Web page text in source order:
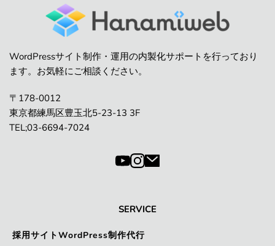
WordPressサイト制作・運用の内製化サポートを行っており
ます。お気軽にご相談ください。
〒178-0012
東京都練馬区豊玉北5-23-13 3F
TEL;03-6694-7024
SERVICE
採用サイトWordPress制作代行